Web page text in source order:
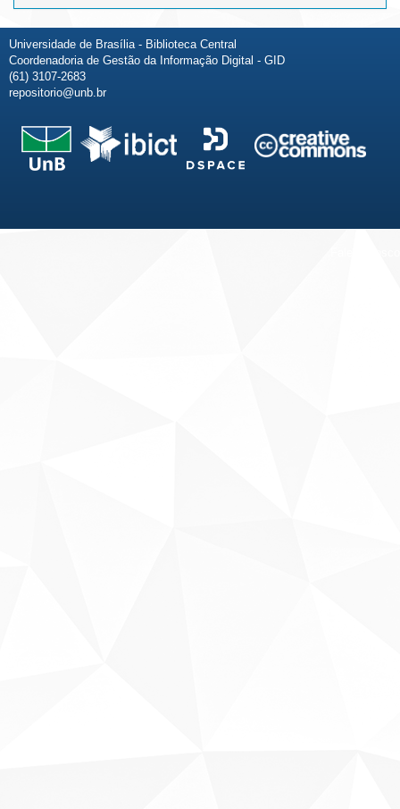
Universidade de Brasília - Biblioteca Central
Coordenadoria de Gestão da Informação Digital - GID
(61) 3107-2683
repositorio@unb.br